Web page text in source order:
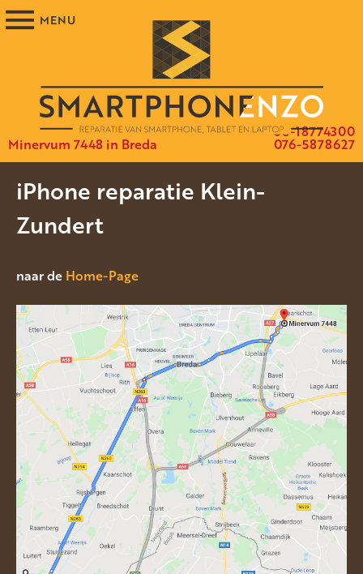
Minervum 7448 in Breda 076-5878627
06-18774300
iPhone reparatie Klein-
Zundert
naar de Home-Page